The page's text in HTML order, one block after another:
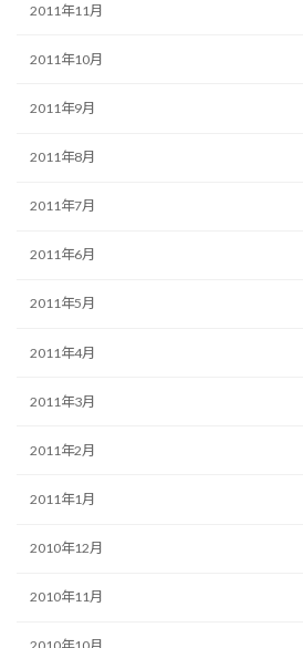
2011年11月
2011年10月
2011年9月
2011年8月
2011年7月
2011年6月
2011年5月
2011年4月
2011年3月
2011年2月
2011年1月
2010年12月
2010年11月